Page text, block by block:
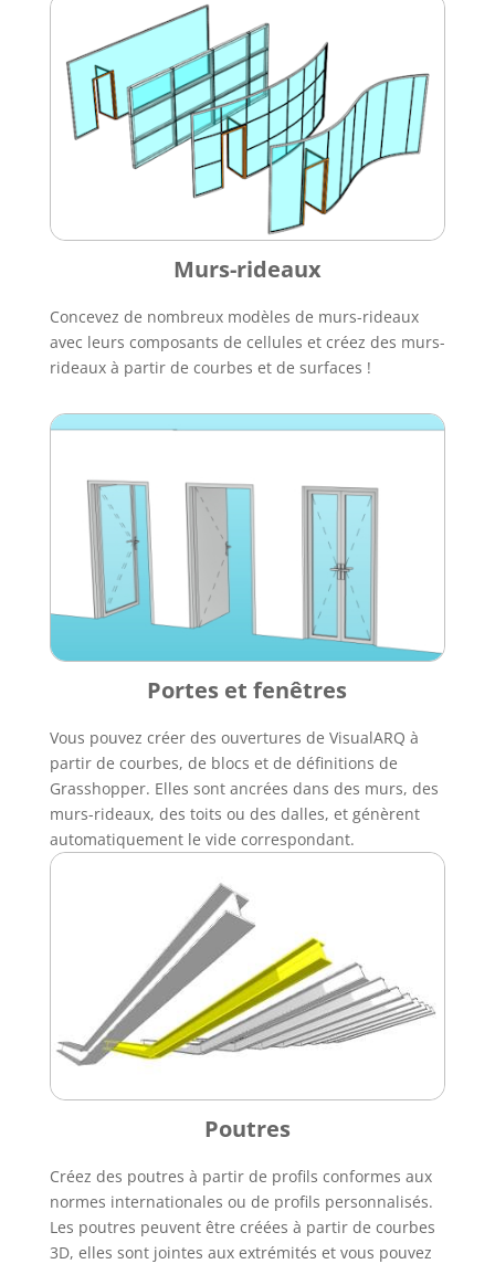
Murs-rideaux
Concevez de nombreux modèles de murs-rideaux
avec leurs composants de cellules et créez des murs-
rideaux à partir de courbes et de surfaces !
Portes et fenêtres
Vous pouvez créer des ouvertures de VisualARQ à
partir de courbes, de blocs et de définitions de
Grasshopper. Elles sont ancrées dans des murs, des
murs-rideaux, des toits ou des dalles, et génèrent
automatiquement le vide correspondant.
Poutres
Créez des poutres à partir de profils conformes aux
normes internationales ou de profils personnalisés.
Les poutres peuvent être créées à partir de courbes
3D, elles sont jointes aux extrémités et vous pouvez